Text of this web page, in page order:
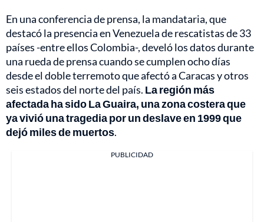
En una conferencia de prensa, la mandataria, que
destacó la presencia en Venezuela de rescatistas de 33
países -entre ellos Colombia-, develó los datos durante
una rueda de prensa cuando se cumplen ocho días
desde el doble terremoto que afectó a Caracas y otros
seis estados del norte del país. La región más
afectada ha sido La Guaira, una zona costera que
ya vivió una tragedia por un deslave en 1999 que
dejó miles de muertos.
PUBLICIDAD